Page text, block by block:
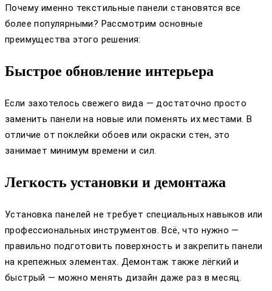
Почему именно текстильные панели становятся все
более популярными? Рассмотрим основные
преимущества этого решения:
Быстрое обновление интерьера
Если захотелось свежего вида — достаточно просто
заменить панели на новые или поменять их местами. В
отличие от поклейки обоев или окраски стен, это
занимает минимум времени и сил.
Легкость установки и демонтажа
Установка панелей не требует специальных навыков или
профессиональных инструментов. Всё, что нужно —
правильно подготовить поверхность и закрепить панели
на крепежных элементах. Демонтаж также лёгкий и
быстрый — можно менять дизайн даже раз в месяц.